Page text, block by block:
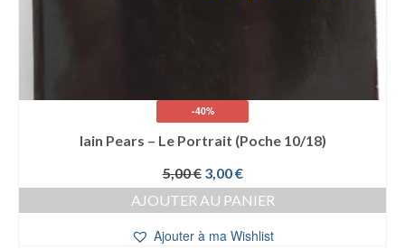
-40%
Iain Pears – Le Portrait (Poche 10/18)
5,00€ Le
prix
initial
5,00 €.
3,00€Le
prix
actuel
3,00 €.
AJOUTER AU PANIER
Ajouter à ma Wishlist